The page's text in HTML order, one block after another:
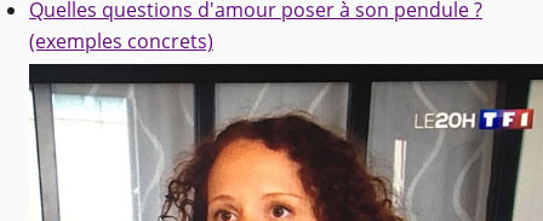
Quelles questions d'amour poser à son pendule ?
(exemples concrets)